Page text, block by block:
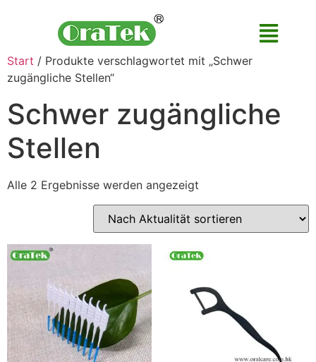
Start / Produkte verschlagwortet mit „Schwer
zugängliche Stellen“
Schwer zugängliche
Stellen
Alle 2 Ergebnisse werden angezeigt